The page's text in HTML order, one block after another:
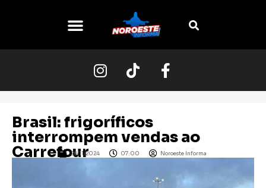
Brasil: frigoríficos
interrompem vendas ao
Carrefour
26/11/2024 07:00 Noroeste Informa